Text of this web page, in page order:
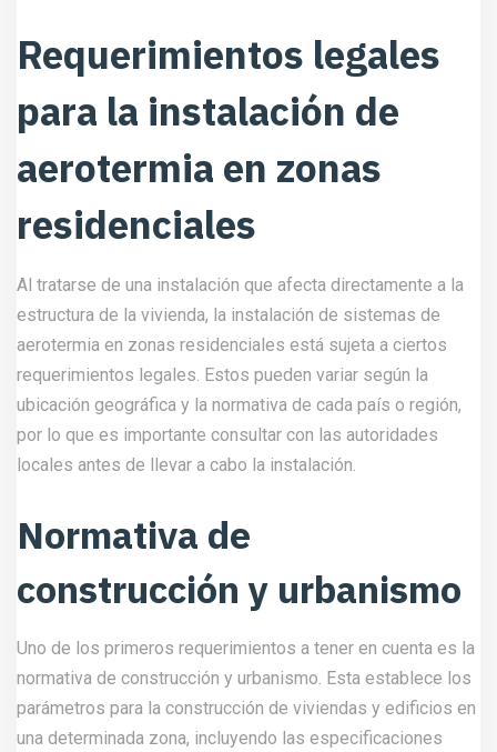
Requerimientos legales
para la instalación de
aerotermia en zonas
residenciales
Al tratarse de una instalación que afecta directamente a la
estructura de la vivienda, la instalación de sistemas de
aerotermia en zonas residenciales está sujeta a ciertos
requerimientos legales. Estos pueden variar según la
ubicación geográfica y la normativa de cada país o región,
por lo que es importante consultar con las autoridades
locales antes de llevar a cabo la instalación.
Normativa de
construcción y urbanismo
Uno de los primeros requerimientos a tener en cuenta es la
normativa de construcción y urbanismo. Esta establece los
parámetros para la construcción de viviendas y edificios en
una determinada zona, incluyendo las especificaciones